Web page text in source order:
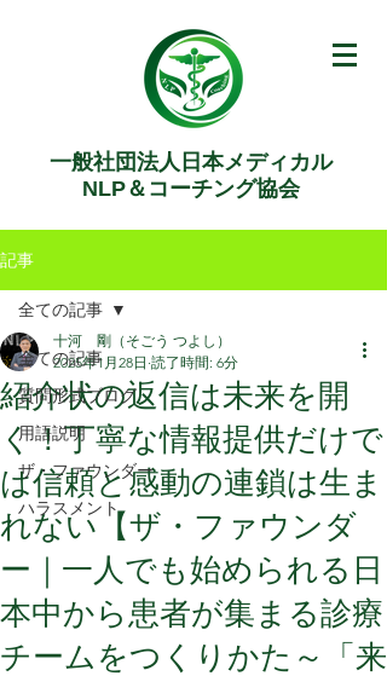
一般社団法人日本メディカル
NLP＆コーチング協会
記事
全ての記事
質問形式ブログ
用語説明
ザ・ファウンダー
ハラスメント
全ての記事
紹介状の返信は未来を開
く！丁寧な情報提供だけで
は信頼と感動の連鎖は生ま
れない【ザ・ファウンダ
ー｜一人でも始められる日
本中から患者が集まる診療
チームをつくりかた～「来
十河 剛（そごう つよし）
2025年1月28日 読了時間: 6分